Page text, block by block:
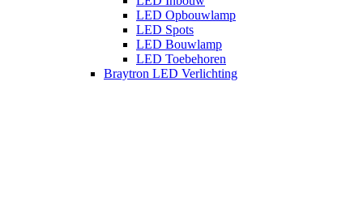
LED Opbouwlamp
LED Spots
LED Bouwlamp
LED Toebehoren
Braytron LED Verlichting